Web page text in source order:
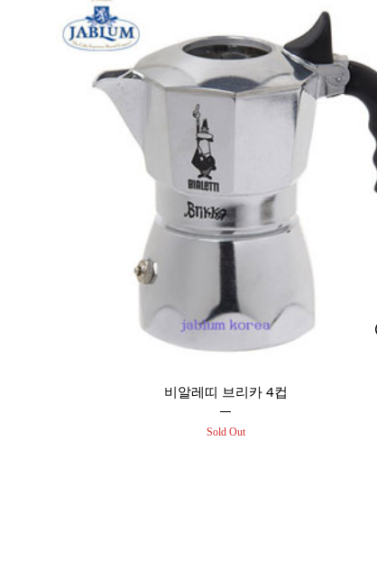
비알레띠 브리카 4컵
Sold Out